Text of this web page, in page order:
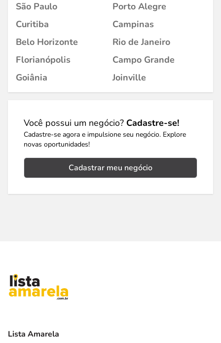
São Paulo
Porto Alegre
Curitiba
Campinas
Belo Horizonte
Rio de Janeiro
Florianópolis
Campo Grande
Goiânia
Joinville
Você possui um negócio? Cadastre-se!
Cadastre-se agora e impulsione seu negócio. Explore
novas oportunidades!
Cadastrar meu negócio
Lista Amarela